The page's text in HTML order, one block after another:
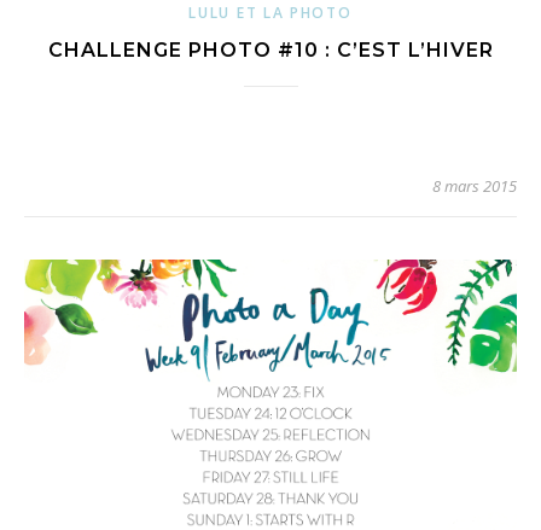
LULU ET LA PHOTO
CHALLENGE PHOTO #10 : C’EST L’HIVER
8 mars 2015